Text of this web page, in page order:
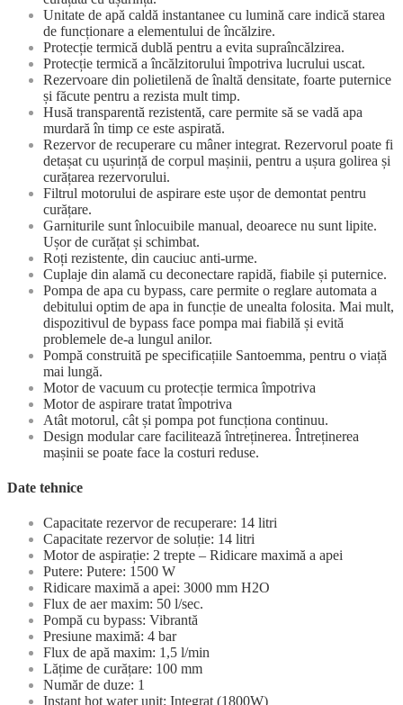
Unitate de apă caldă instantanee cu lumină care indică starea
de funcționare a elementului de încălzire.
Protecție termică dublă pentru a evita supraîncălzirea.
Protecție termică a încălzitorului împotriva lucrului uscat.
Rezervoare din polietilenă de înaltă densitate, foarte puternice
și făcute pentru a rezista mult timp.
Husă transparentă rezistentă, care permite să se vadă apa
murdară în timp ce este aspirată.
Rezervor de recuperare cu mâner integrat. Rezervorul poate fi
detașat cu ușurință de corpul mașinii, pentru a ușura golirea și
curățarea rezervorului.
Filtrul motorului de aspirare este ușor de demontat pentru
curățare.
Garniturile sunt înlocuibile manual, deoarece nu sunt lipite.
Ușor de curățat și schimbat.
Roți rezistente, din cauciuc anti-urme.
Cuplaje din alamă cu deconectare rapidă, fiabile și puternice.
Pompa de apa cu bypass, care permite o reglare automata a
debitului optim de apa in funcție de unealta folosita. Mai mult,
dispozitivul de bypass face pompa mai fiabilă și evită
problemele de-a lungul anilor.
Pompă construită pe specificațiile Santoemma, pentru o viață
mai lungă.
Motor de vacuum cu protecție termica împotriva
Motor de aspirare tratat împotriva
Atât motorul, cât și pompa pot funcționa continuu.
Design modular care facilitează întreținerea. Întreținerea
mașinii se poate face la costuri reduse.
Date tehnice
Capacitate rezervor de recuperare: 14 litri
Capacitate rezervor de soluție: 14 litri
Motor de aspirație: 2 trepte – Ridicare maximă a apei
Putere: Putere: 1500 W
Ridicare maximă a apei: 3000 mm H2O
Flux de aer maxim: 50 l/sec.
Pompă cu bypass: Vibrantă
Presiune maximă: 4 bar
Flux de apă maxim: 1,5 l/min
Lățime de curățare: 100 mm
Număr de duze: 1
Instant hot water unit: Integrat (1800W)